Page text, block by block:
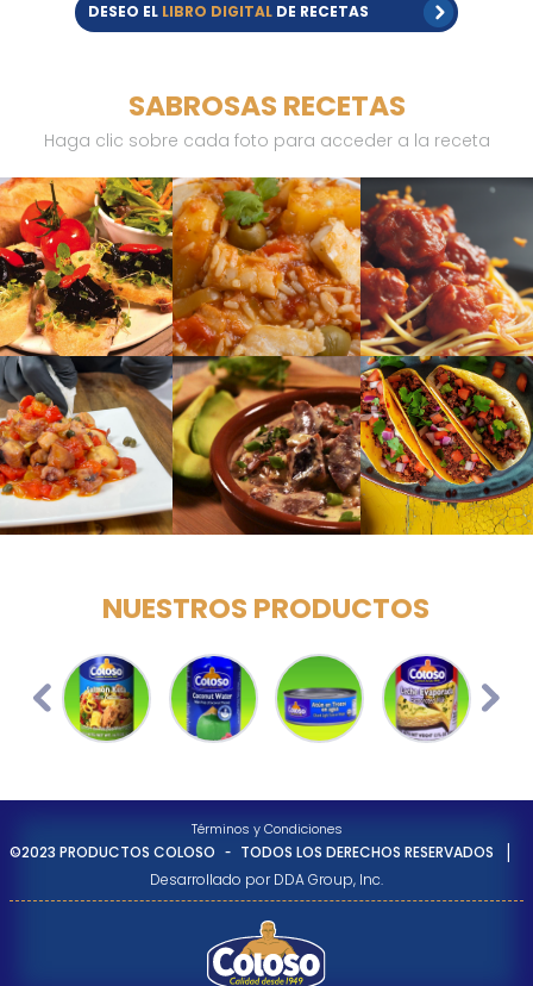
DESEO EL LIBRO DIGITALDE RECETAS
SABROSAS RECETAS
Haga clic sobre cada foto para acceder a la receta
NUESTROS PRODUCTOS
Previous Next
Términos y Condiciones
©2023 PRODUCTOS COLOSO - TODOS LOS DERECHOS RESERVADOS |
Desarrollado por DDA Group, Inc.